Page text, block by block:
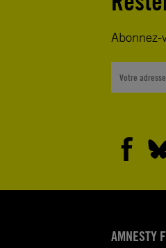
Abonnez-
AMNESTY